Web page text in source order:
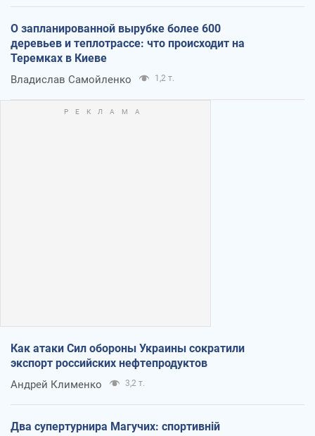
О запланированной вырубке более 600
деревьев и теплотрассе: что происходит на
Теремках в Киеве
Владислав Самойленко 1,2 т.
Как атаки Сил обороны Украины сократили
экспорт российских нефтепродуктов
Андрей Клименко 3,2 т.
Два супертурнира Магучих: спортивній